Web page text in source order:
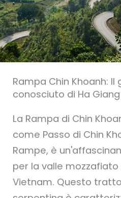
Rampa Chin Khoanh: Il
conosciuto di Ha Giang
La Rampa di Chin
come Passo di Chin
Rampe, è
per la valle mozzafiato
Vietnam. Questo